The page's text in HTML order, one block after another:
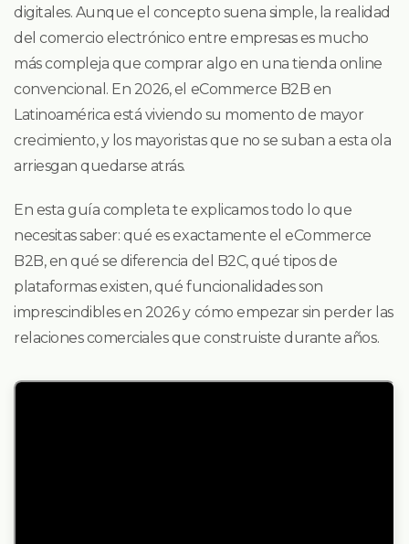
digitales. Aunque el concepto suena simple, la realidad
del comercio electrónico entre empresas es mucho
más compleja que comprar algo en una tienda online
convencional. En 2026, el eCommerce B2B en
Latinoamérica está viviendo su momento de mayor
crecimiento, y los mayoristas que no se suban a esta ola
arriesgan quedarse atrás.
En esta guía completa te explicamos todo lo que
necesitas saber: qué es exactamente el eCommerce
B2B, en qué se diferencia del B2C, qué tipos de
plataformas existen, qué funcionalidades son
imprescindibles en 2026 y cómo empezar sin perder las
relaciones comerciales que construiste durante años.